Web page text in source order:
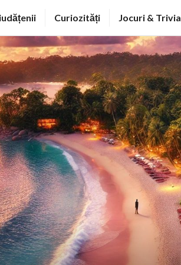
Curiozități Jocuri & Trivia